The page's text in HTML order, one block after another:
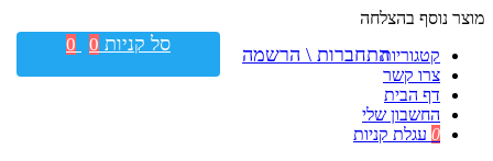
מוצר נוסף בהצלחה
קטגוריות
צרו קשר
דף הבית
החשבון שלי
0 עגלת קניות
התחברות \ הרשמה סל קניות 0
0